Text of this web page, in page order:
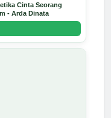
Cinta Seorang
- Arda Dinata